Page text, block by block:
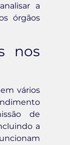
a
órgãos
nos
vários
de
a